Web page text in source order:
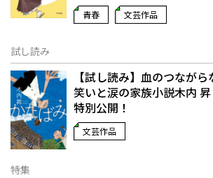
青春 文芸作品
試し読み
【試し読み】血のつながら
笑いと涙の家族小説――木内
特別公開！
文芸作品
特集